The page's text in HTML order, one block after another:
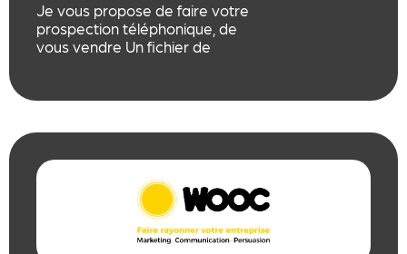
Je vous propose de faire votre
prospection téléphonique, de
vous vendre Un fichier de
de SMS pour les pros